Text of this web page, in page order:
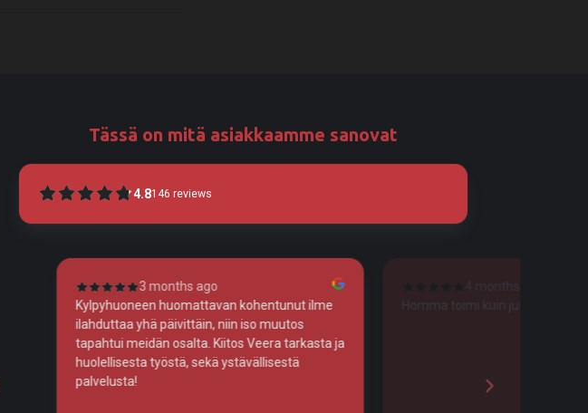
Tässä on mitä asiakkaamme sanovat
4.8146 reviews
4 months ago
Homma toimi kuin junan vessa!
Tosi huolellista työtä!